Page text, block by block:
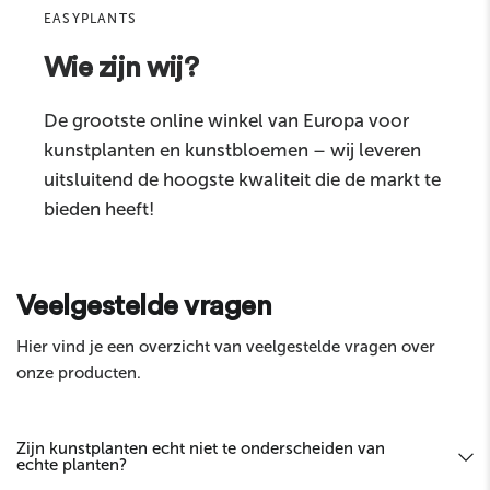
Reactie
Sturen
EASYPLANTS
Wie zijn wij?
De grootste online winkel van Europa voor
kunstplanten en kunstbloemen – wij leveren
uitsluitend de hoogste kwaliteit die de markt te
bieden heeft!
Veelgestelde vragen
Hier vind je een overzicht van veelgestelde vragen over
onze producten.
Zijn kunstplanten echt niet te onderscheiden van
echte planten?